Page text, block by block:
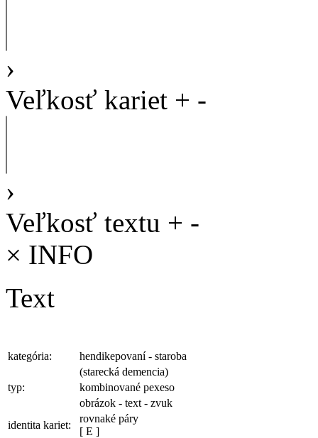
›
Veľkosť kariet + -
›
Veľkosť textu + -
× INFO
Text
kategória:
hendikepovaní - staroba
(starecká demencia)
typ:
kombinované pexeso
obrázok - text - zvuk
identita kariet:
rovnaké páry
[ E ]